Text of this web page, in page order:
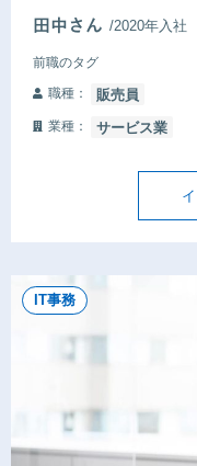
/2020年入社
前職のタグ
職種：
販売員
業種： サービス業
IT事務